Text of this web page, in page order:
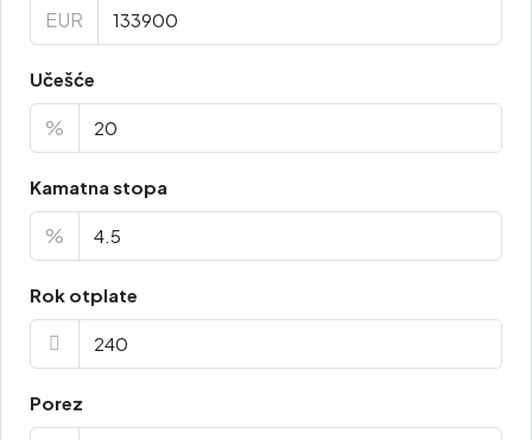
EUR
Učešće
%
Kamatna stopa
%
Rok otplate
Porez